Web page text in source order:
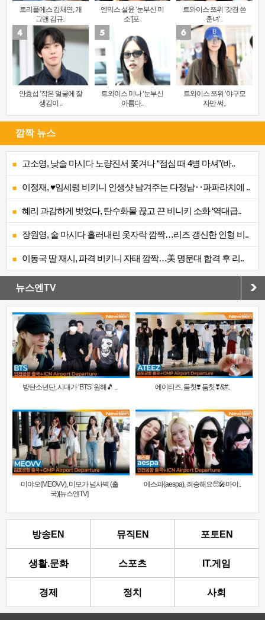
트리플에스 김채연, 개
그맨 김규..
엔믹스 설윤 ‘눈부신 미
소’[포..
트와이스 쯔위 ‘갓경 쓴
훈녀’..
안효섭 ‘작은 얼굴에 잘
생김이 ..
트와이스 미나 ‘눈부신
아름다..
트와이스 쯔위 ‘야구모
자만 써..
깜짝 뉴스
고소영, 낮술 마시다 노량진서 쫓겨나 “점심 때 4병 마셔”(바..
이정재, ♥임세령 비키니 인생샷 남겨주는 다정남‥파파라치에 ..
혜리 과감하게 벗었다, 탄수화물 끊고 끈 비니키 소화 ‘역대급..
장원영, 술 마시다 흘러내린 옷자락 깜짝…리즈 갱신한 인형 비..
이동국 딸 재시, 파격 비키니 자태 깜짝…美 명문대 합격 후 리..
뉴스엔TV
방탄소년단, 시대가 ‘BTS’ 원해🎵 .. 에이티즈, 둠칫❣️ 둠칫❣&#..
미야오(MEOVV), 미모가 넘사벽 (출
국)[뉴스엔TV]
에스파(aespa), 죄송해요🥺🎤마이..
방송EN 뮤직EN 포토EN
생활.문화 스포츠 IT.게임
경제 정치 사회